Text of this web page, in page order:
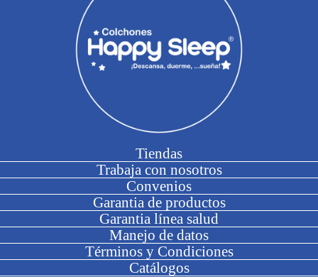
Tiendas
Trabaja con nosotros
Convenios
Garantia de productos
Garantia línea salud
Manejo de datos
Términos y Condiciones
Catálogos